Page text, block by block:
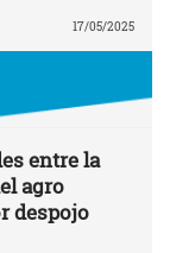
17/05/2025
entre la
agro
despojo